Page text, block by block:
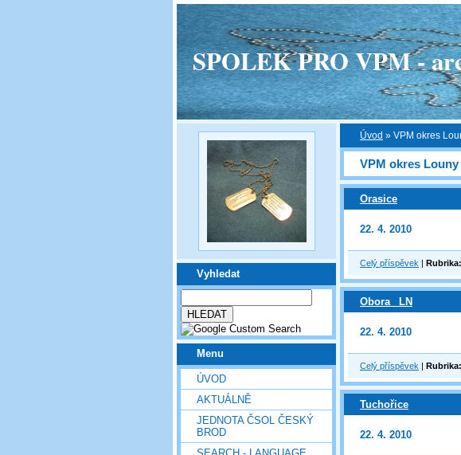
SPOLEK PRO VPM -
Vyhledat
Menu
ÚVOD
AKTUÁLNĚ
JEDNOTA ČSOL ČESKÝ
BROD
Úvod » VPM okres
VPM okres Louny
Orasice
22. 4. 2010
Celý příspěvek | Rubrika:
Obora _LN
22. 4. 2010
Celý příspěvek | Rubrika:
Tuchořice
22. 4. 2010